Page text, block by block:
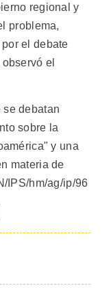
regional y
problema,
el debate
el
se debatan
sobre la
y una
materia de
IPS/hm/ag/ip/96